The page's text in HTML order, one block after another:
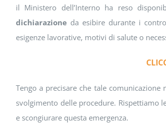
il Ministero dell’Interno ha reso
dichiarazioneda esibire durante i
esigenze lavorative, motivi di salute o
Tengo a precisare che tale
svolgimento delle procedure. Rispettiamo
e scongiurare questa emergenza.